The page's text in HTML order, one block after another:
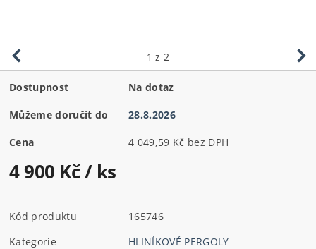
1 z 2
Dostupnost Na dotaz
Můžeme doručit do 28.8.2026
Cena 4 049,59 Kč bez DPH
4 900 Kč/ ks
Kód produktu
165746
Kategorie
HLINÍKOVÉ PERGOLY